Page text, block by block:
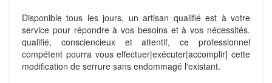
Disponible tous les jours, un artisan qualifié est à votre
service pour répondre à vos besoins et à vos nécessités.
qualifié, consciencieux et attentif, ce professionnel
compétent pourra vous effectuer|exécuter|accomplir] cette
modification de serrure sans endommagé l'existant.